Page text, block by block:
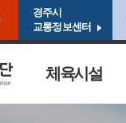
경주시
교통정보센터
체육시설